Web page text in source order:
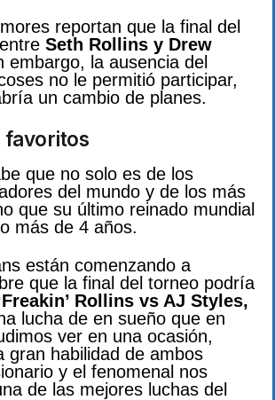
reportan que la final del
Seth Rollins y Drew
embargo, la ausencia del
no le permitió participar,
un cambio de planes.
favoritos
que no solo es de los
del mundo y de los más
que su último reinado mundial
más de 4 años.
están comenzando a
que la final del torneo podría
Rollins vs AJ Styles,
lucha de en sueño que en
ver en una ocasión,
gran habilidad de ambos
y el fenomenal nos
de las mejores luchas del